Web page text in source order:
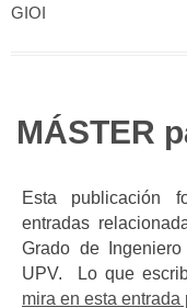
GIOI
MÁSTER
Esta publicación
entradas
Grado de
UPV. Lo que
mira en esta